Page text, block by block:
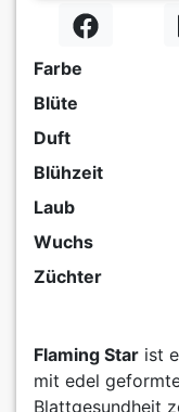
Farbe
Blüte
Duft
Blühzeit
Laub
Wuchs
Züchter
Flaming Star ist
mit edel
Blattgesundheit